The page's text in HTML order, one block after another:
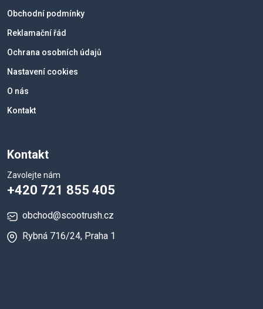
Obchodní podmínky
Reklamační řád
Ochrana osobních údajů
Nastavení cookies
O nás
Kontakt
Kontakt
Zavolejte nám
+420 721 855 405
obchod@scootrush.cz
Rybná 716/24, Praha 1